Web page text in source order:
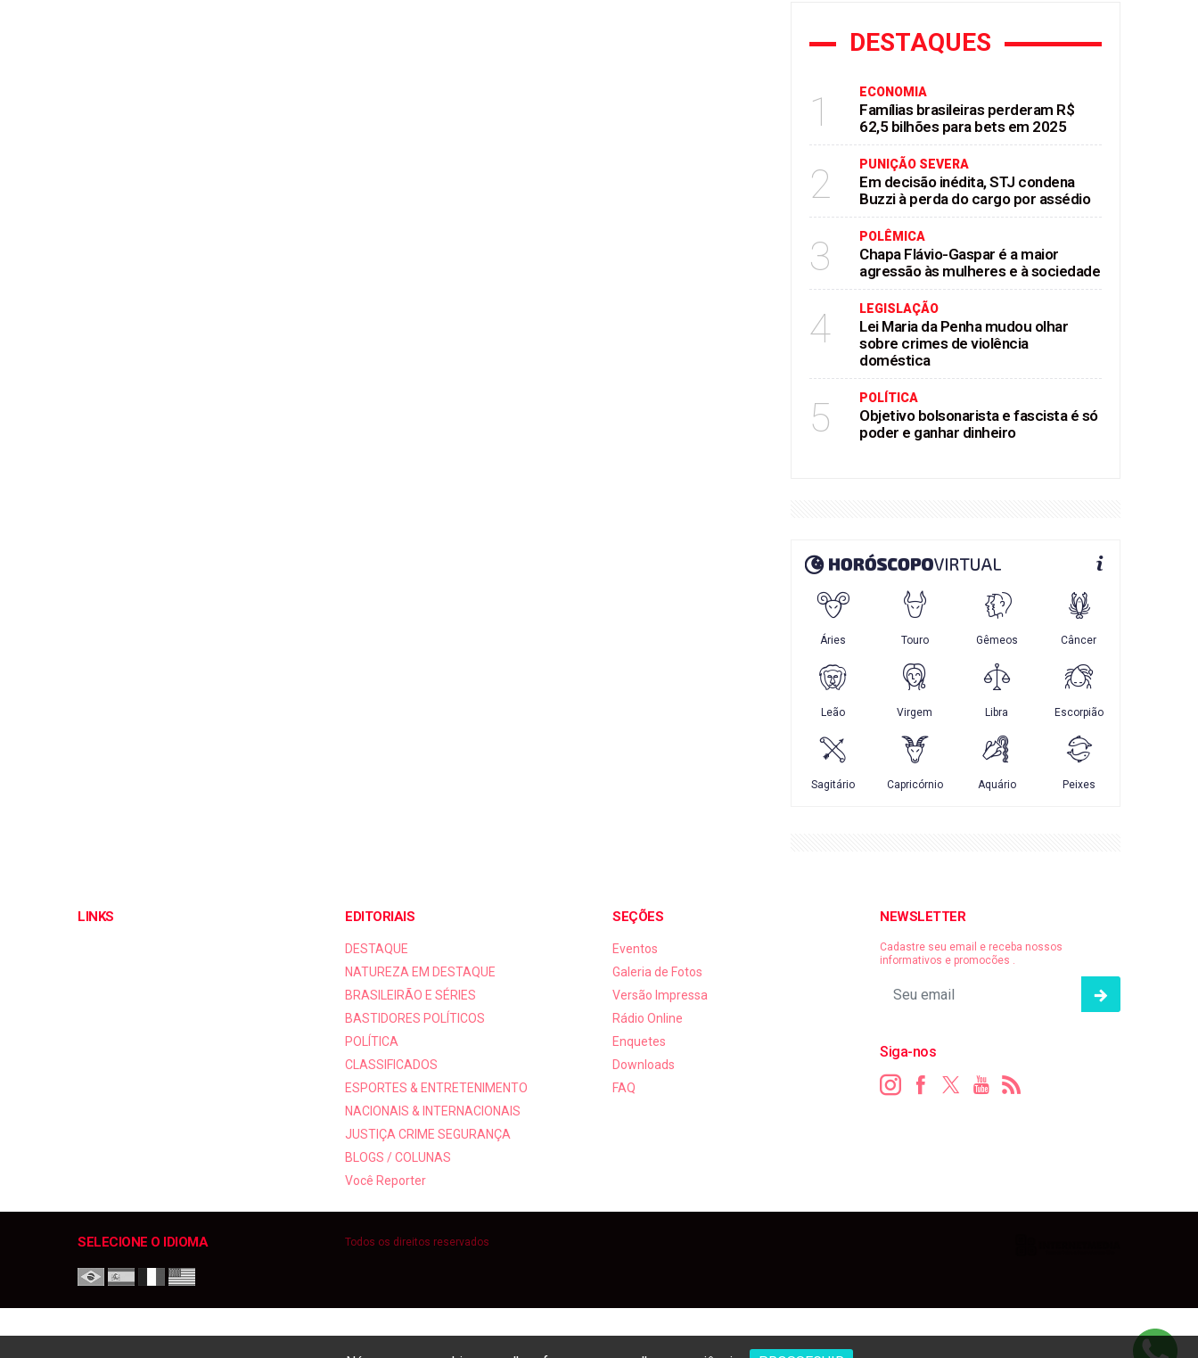
DESTAQUES
1 ECONOMIA
Famílias brasileiras perderam R$
62,5 bilhões para bets em 2025
2 PUNIÇÃO SEVERA
Em decisão inédita, STJ condena
Buzzi à perda do cargo por assédio
3 POLÊMICA
Chapa Flávio-Gaspar é a maior
agressão às mulheres e à sociedade
4 LEGISLAÇÃO
Lei Maria da Penha mudou olhar
sobre crimes de violência
doméstica
5 POLÍTICA
Objetivo bolsonarista e fascista é só
poder e ganhar dinheiro
LINKS EDITORIAIS
DESTAQUE
NATUREZA EM DESTAQUE
BRASILEIRÃO E SÉRIES
BASTIDORES POLÍTICOS
POLÍTICA
CLASSIFICADOS
ESPORTES & ENTRETENIMENTO
NACIONAIS & INTERNACIONAIS
JUSTIÇA CRIME SEGURANÇA
BLOGS / COLUNAS
Você Reporter
SEÇÕES
Eventos
Galeria de Fotos
Versão Impressa
Rádio Online
Enquetes
Downloads
FAQ
NEWSLETTER
Cadastre seu email e receba nossos
informativos e promocões .
Siga-nos
SELECIONE O IDIOMA Todos os direitos reservados